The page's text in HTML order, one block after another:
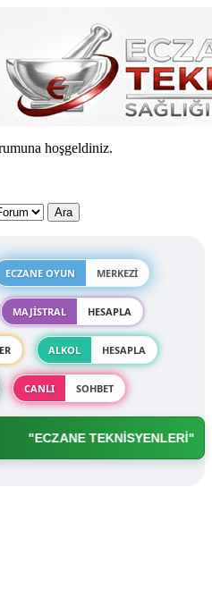
hoşgeldiniz.
ECZANE OYUN MERKEZİ
MAJİSTRAL HESAPLA
ALKOL HESAPLA
CANLI SOHBET
"ECZANE TEKNİSYENLERİ"